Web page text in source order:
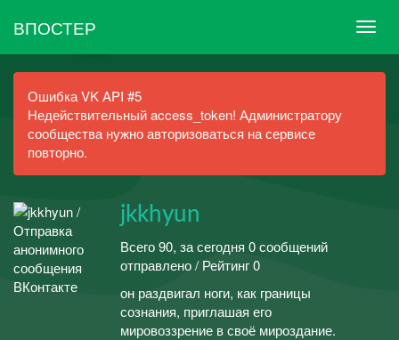
ВПОСТЕР
Ошибка VK API #5
Недействительный access_token! Администратору
сообщества нужно авторизоваться на сервисе
повторно.
jkkhyun
Всего 90, за сегодня 0 сообщений
отправлено / Рейтинг 0
он раздвигал ноги, как границы
сознания, приглашая его
мировоззрение в своё мироздание.